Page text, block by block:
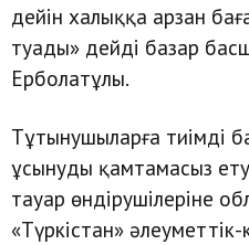
дейін халыққа арзан
туады» дейді базар
Ерболатұлы.
Тұтынушыларға тиімді
ұсынуды қамтамасыз
тауар өндірушілеріне
«Түркістан» әлеуметтік-